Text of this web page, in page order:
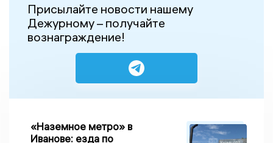
Присылайте новости нашему
Дежурному – получайте
вознаграждение!
«Наземное метро» в
Иванове: езда по